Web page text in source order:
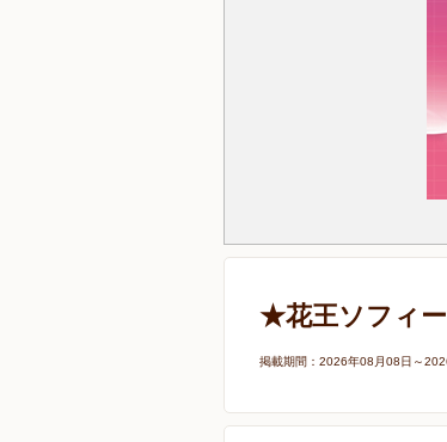
★花王ソフィ
掲載期間：2026年08月08日～